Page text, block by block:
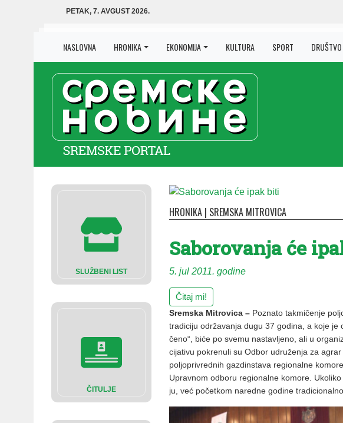
PETAK, 7. AVGUST 2026.
NASLOVNA HRONIKA EKONOMIJA KULTURA SPORT DRUŠTVO
SLUŽBENI LIST
ČITULJE
HRONIKA | SREMSKA MITROVICA
Sa­bo­ro­va­nja će
5. jul 2011. godine
Čitaj mi!
Sremska Mitrovica – Po­zna­to tak­mi­če­nje
tra­di­ci­ju odr­ža­va­nja du­gu 37 go­di­na, a ko­je
če­no“, bi­će po sve­mu na­sta­vlje­no, ali u
ci­ja­ti­vu po­kre­nu­li su Od­bor udru­že­nja za
po­ljo­pri­vred­nih ga­zdin­sta­va re­gi­o­nal­ne
Uprav­nom od­bo­ru re­gi­o­nal­ne ko­mo­re.
ju, već po­čet­kom na­red­ne go­di­ne